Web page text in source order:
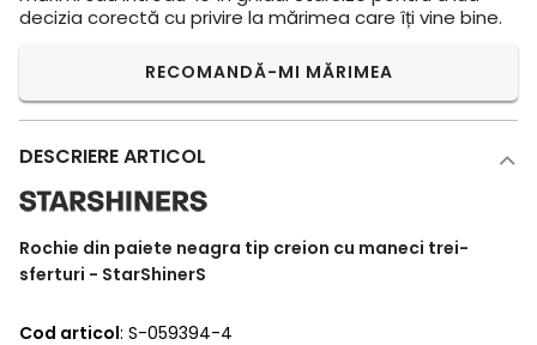
decizia corectă cu privire la mărimea care îți vine bine.
RECOMANDĂ-MI MĂRIMEA
DESCRIERE ARTICOL
Rochie din paiete neagra tip creion cu maneci trei-
sferturi - StarShinerS
Cod articol: S-059394-4